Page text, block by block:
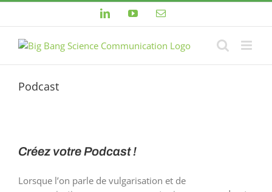
Passer
LinkedInYouTubeEmail
Podcast
Créez votre Podcast !
Lorsque l’on parle de vulgarisation et de